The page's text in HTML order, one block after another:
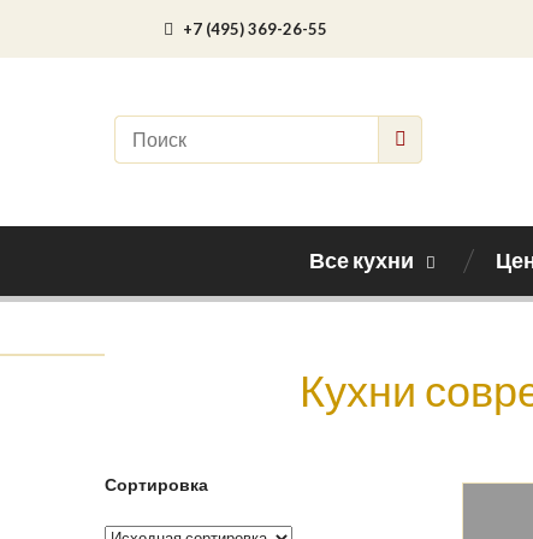
+7 (495) 369-26-55
Все кухни
Кухни
Сортировка